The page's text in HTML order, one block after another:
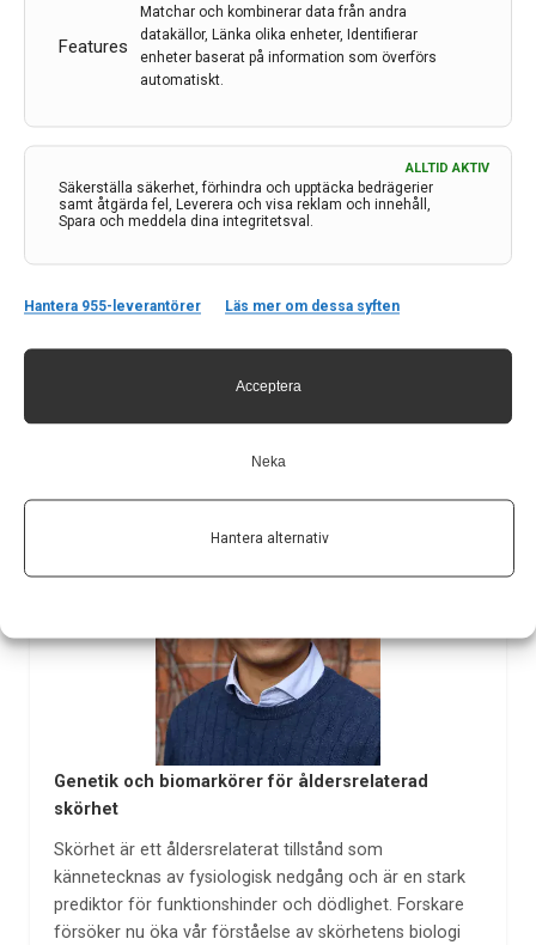
Features
Matchar och kombinerar data från andra
datakällor, Länka olika enheter, Identifierar
enheter baserat på information som överförs
automatiskt.
Säkerställa säkerhet, förhindra och upptäcka bedrägerier
samt åtgärda fel, Leverera och visa reklam och innehåll,
Spara och meddela dina integritetsval.
ALLTID AKTIV
Hantera 955-leverantörer Läs mer om dessa syften
Acceptera
Neka
Hantera alternativ
Personer med låg utbildning och låg inkomst kan löpa
en tioprocentigt ökad risk för att dö eller vara
Genetik och biomarkörer för åldersrelaterad
skörhet
Skörhet är ett åldersrelaterat tillstånd som
kännetecknas av fysiologisk nedgång och är en stark
prediktor för funktionshinder och dödlighet. Forskare
försöker nu öka vår förståelse av skörhetens biologi